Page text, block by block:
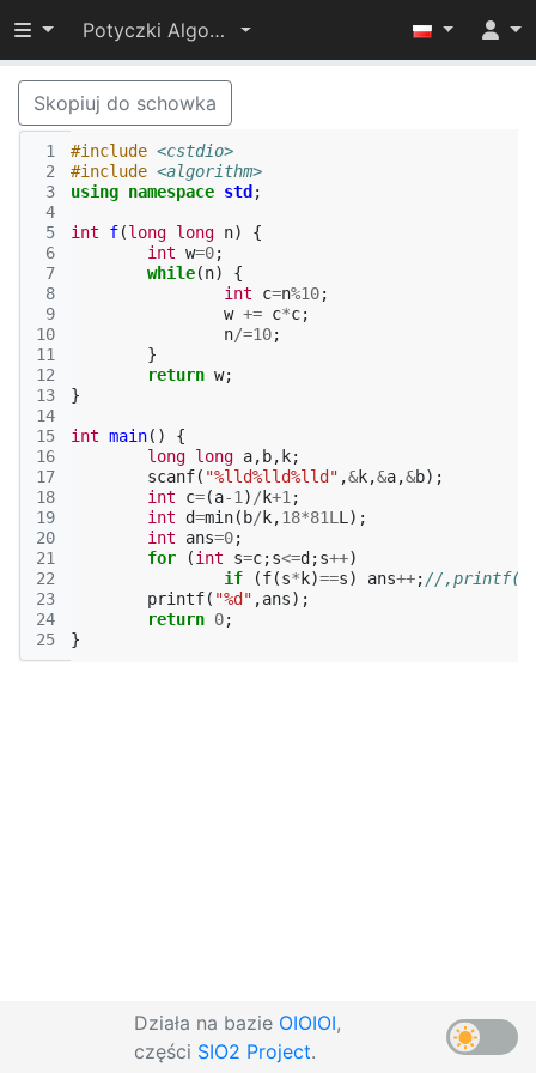
Przełącz widoczność menu
Potyczki Algorytmiczne 2015
Skopiuj do schowka
1
2
3
4
5
6
7
8
9
10
11
12
13
14
15
16
17
18
19
20
21
22
23
24
25
#include <cstdio>
#include <algorithm>
using namespace std ;
int f(long long n)
{
int w=0;
while(n)
{
int
c=n%10;
w += c*c;
n/=10;
}
return w;
}
int main()
{
long long a, b, k;
scanf( "%lld%lld%lld" ,&k,&a,&b);
int
c=(a-1 ) / k+1 ;
int
d=min( b/ k,18*81L L );
int
ans=0;
for
(int s=c;s<=d ;s++)
if
(f(s* k)==s) ans++;//
printf( "%d" ,ans);
return 0;
}
Działa na bazie OIOIOI,
części SIO2 Project.